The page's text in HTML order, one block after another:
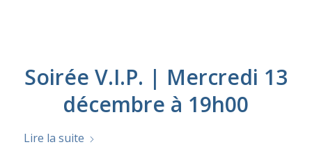
Soirée V.I.P. | Mercredi 13
décembre à 19h00
Lire la suite